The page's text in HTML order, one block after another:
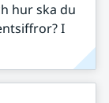
hur ska du
I